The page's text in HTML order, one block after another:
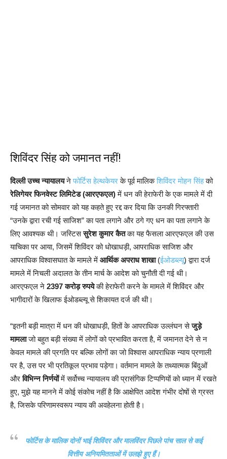
शिविंदर सिंह को जमानत नहीं!
दिल्ली उच्च न्यायालयनेफोर्टिस हेल्थकेयरके पूर्व मालिकशिविंदर मोहन सिंहको
रेलिगेयर फिनवेस्ट लिमिटेड (आरएफएल)में धन की हेराफेरी के एक मामले में दी
गई जमानत को सोमवार को यह कहते हुए रद्द कर दिया कि उनकी गिरफ्तारी
“उनके द्वारा रची गई साजिश” का पता लगाने और ठगे गए धन का पता लगाने के
लिए आवश्यक थी। जस्टिससुरेश कुमार कैतका यह फैसला आरएफएल की उस
याचिका पर आया, जिसमें शिविंदर को धोखाधड़ी, आपराधिक साजिश और
आपराधिक विश्वासघात के मामले में आर्थिक अपराध शाखा(ईओडब्ल्यू) द्वारा दर्ज
मामले में निचली अदालत के तीन मार्च के आदेश को चुनौती दी गई थी।
आरएफएल ने 2397 करोड़ रुपयेकी हेराफेरी करने के मामले में शिविंदर और
भागीदारों के खिलाफ ईओडब्ल्यू से शिकायत दर्ज की थी।
“इतनी बड़ी मात्रा में धन की धोखाधड़ी, हितों के आपराधिक उल्लंघन सेजुड़े
मामलाजो बहुत बड़ी संख्या में लोगों को प्रभावित करता है, में जमानत देने से न
केवल मामले की प्रगति पर बल्कि लोगों का जो विश्वास आपराधिक न्याय प्रणाली
पर है, उस पर भी प्रतिकूल प्रभाव पड़ेगा। वर्तमान मामले के तथ्यात्मक बिंदुओं
औरविभिन्न निर्णयोंमें सर्वोच्च न्यायालय की प्रासंगिक टिप्पणियों को ध्यान में रखते
हुए, मुझे यह मानने में कोई संकोच नहीं है कि आक्षेपित आदेश गंभीर दोषों से ग्रस्त
है, जिसके परिणामस्वरूप न्याय की अवहेलना होती है।
फोर्टिस के मालिक दोनों भाई शिविंदर और मालविंदर पिछले पांच साल से कई
वित्तीय अनियमितताओं में उलझे हुए हैं।